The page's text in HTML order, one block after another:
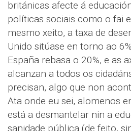
británicas afecte á
políticas sociais como o fai
mesmo xeito, a taxa de
Unido sitúase en torno ao
España rebasa o 20%, e as
alcanzan a todos os
precisan, algo que non
Ata onde eu sei, alomenos
está a desmantelar nin a
sanidade pública (de feito,